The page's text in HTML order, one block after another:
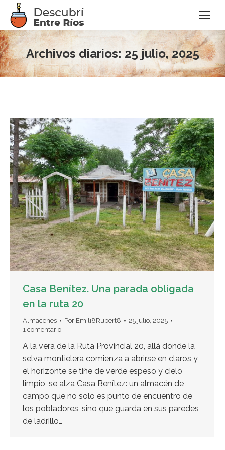
Archivos diarios: 25 julio, 2025
Casa Benítez. Una parada obligada
en la ruta 20
Almacenes Por Emili8Rubert8
25 julio, 2025
1 comentario
A la vera de la Ruta Provincial 20, allá donde la
selva montielera comienza a abrirse en claros y
el horizonte se tiñe de verde espeso y cielo
limpio, se alza Casa Benítez: un almacén de
campo que no solo es punto de encuentro de
los pobladores, sino que guarda en sus paredes
de ladrillo…